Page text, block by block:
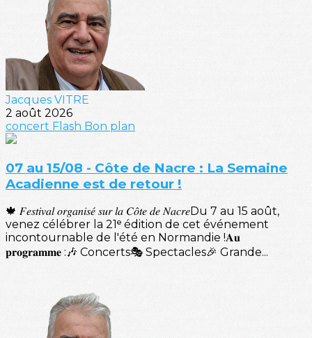
Jacques VITRE
2 août 2026
concert Flash Bon plan
07 au 15/08 - Côte de Nacre : La Semaine
Acadienne est de retour !
🍁 𝐹𝑒𝑠𝑡𝑖𝑣𝑎𝑙 𝑜𝑟𝑔𝑎𝑛𝑖𝑠𝑒́ 𝑠𝑢𝑟 𝑙𝑎 𝐶𝑜̂𝑡𝑒 𝑑𝑒 𝑁𝑎𝑐𝑟𝑒Du 7 au 15 août,
venez célébrer la 21ᵉ édition de cet événement
incontournable de l'été en Normandie !𝐀𝐮
𝐩𝐫𝐨𝐠𝐫𝐚𝐦𝐦𝐞 :🎶 Concerts🎭 Spectacles🎉 Grande...